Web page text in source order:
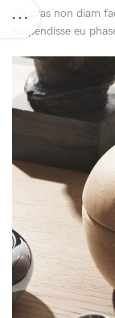
Dis cras non diam
suspendisse eu